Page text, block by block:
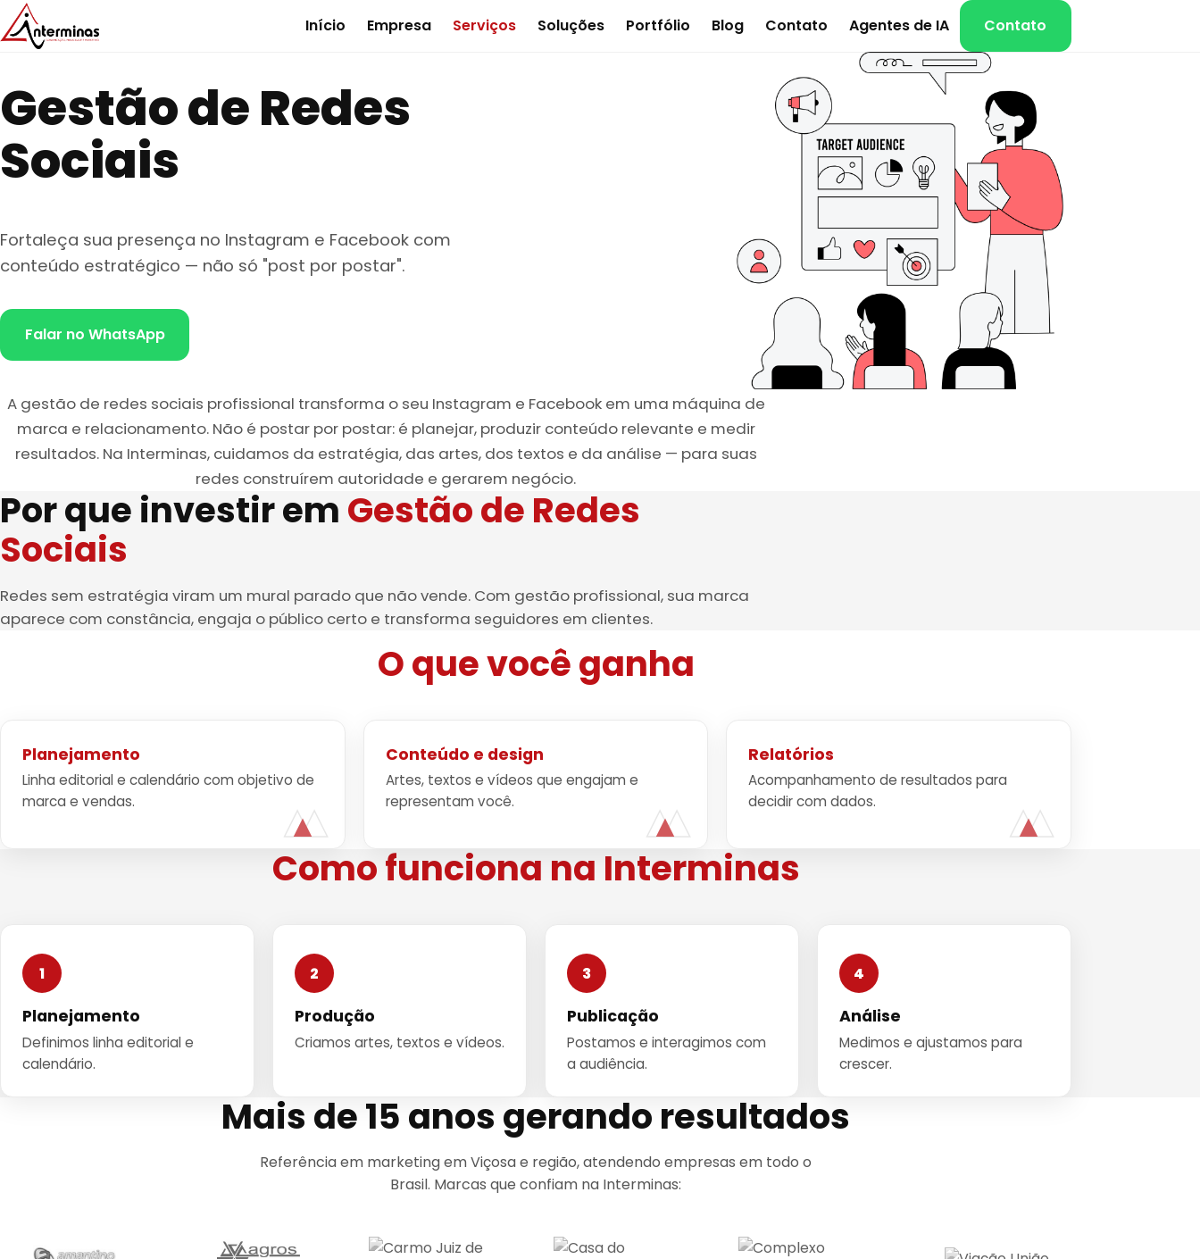
Início Empresa Serviços Soluções Portfólio Blog Contato Agentes de IA Contato
Gestão de Redes
Sociais
Fortaleça sua presença no Instagram e Facebook com
conteúdo estratégico — não só "post por postar".
Falar no WhatsApp
A gestão de redes sociais profissional transforma o seu Instagram e Facebook em uma máquina de
marca e relacionamento. Não é postar por postar: é planejar, produzir conteúdo relevante e medir
resultados. Na Interminas, cuidamos da estratégia, das artes, dos textos e da análise — para suas
redes construírem autoridade e gerarem negócio.
Por que investir em Gestão de Redes
Sociais
Redes sem estratégia viram um mural parado que não vende. Com gestão profissional, sua marca
aparece com constância, engaja o público certo e transforma seguidores em clientes.
O que você ganha
Planejamento
Linha editorial e calendário com objetivo de
marca e vendas.
Conteúdo e design
Artes, textos e vídeos que engajam e
representam você.
Relatórios
Acompanhamento de resultados para
decidir com dados.
Como funciona na Interminas
1
Planejamento
Definimos linha editorial e
calendário.
2
Produção
Criamos artes, textos e vídeos.
3
Publicação
Postamos e interagimos com
a audiência.
4
Análise
Medimos e ajustamos para
crescer.
Mais de 15 anos gerando resultados
Referência em marketing em Viçosa e região, atendendo empresas em todo o
Brasil. Marcas que confiam na Interminas: